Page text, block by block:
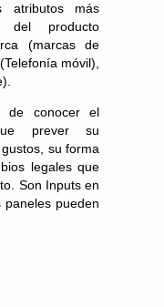
atributos más
del producto
(marcas de
móvil),
de conocer el
prever su
su forma
legales que
Son Inputs en
pueden